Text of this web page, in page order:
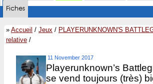
Fiches
» Accueil / Jeux / PLAYERUNKNOWN'S
relative /
11 November 2017
Playerunknown’s
se vend toujours (très)